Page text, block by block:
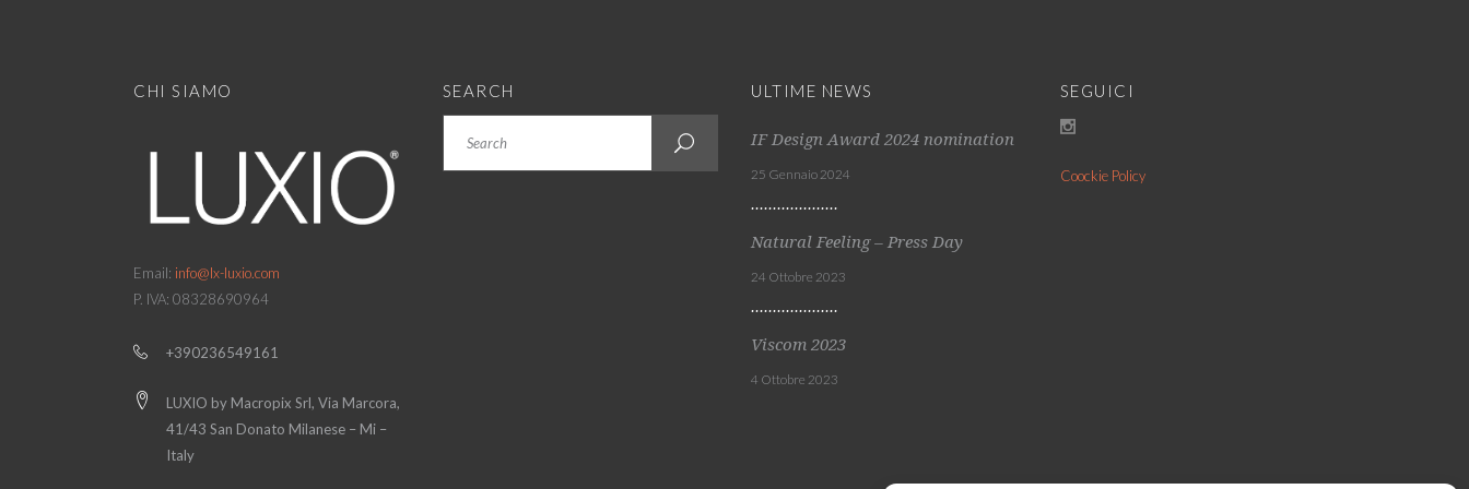
CHI SIAMO
Email: info@lx-luxio.com
P. IVA: 08328690964
+390236549161
LUXIO by Macropix Srl, Via Marcora,
41/43 San Donato Milanese – Mi –
Italy
SEARCH ULTIME NEWS
IF Design Award 2024 nomination
25 Gennaio 2024
Natural Feeling – Press Day
24 Ottobre 2023
Viscom 2023
4 Ottobre 2023
SEGUICI
Coockie Policy